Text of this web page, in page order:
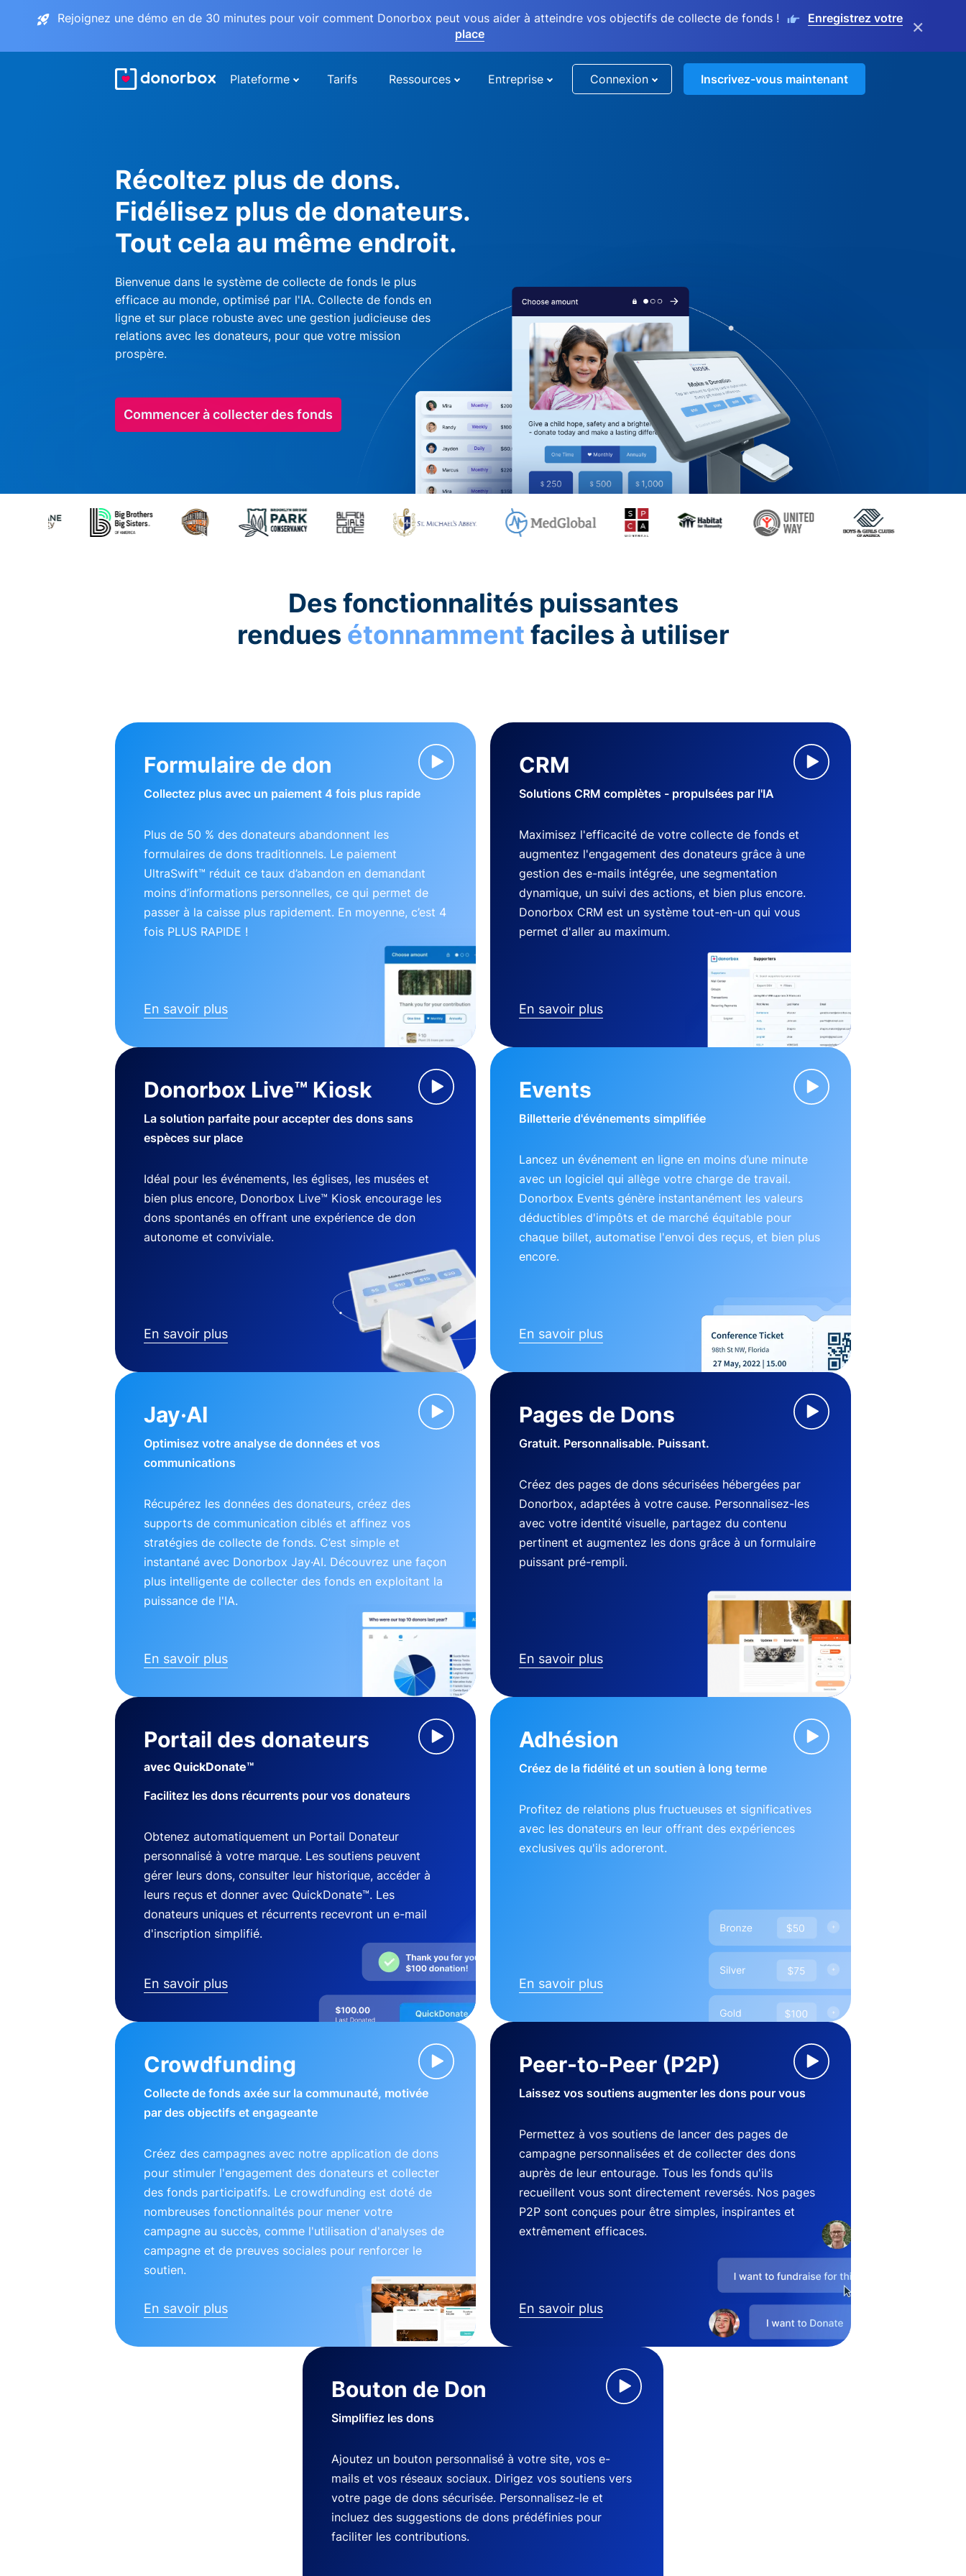
Rejoignez une démo en de 30 minutes pour voir comment Donorbox peut vous aider à atteindre vos objectifs de collecte de fonds !
Enregistrez votre
place
×
Plateforme Tarifs Ressources Entreprise Connexion Inscrivez-vous maintenant
Récoltez plus de dons.
Fidélisez plus de donateurs.
Tout cela au même endroit.
Bienvenue dans le système de collecte de fonds le plus
efficace au monde, optimisé par l'IA. Collecte de fonds en
ligne et sur place robuste avec une gestion judicieuse des
relations avec les donateurs, pour que votre mission
prospère.
Commencer à collecter des fonds
Des fonctionnalités puissantes
rendues étonnamment faciles à utiliser
Formulaire de don
Collectez plus avec un paiement 4 fois plus rapide
Plus de 50 % des donateurs abandonnent les
formulaires de dons traditionnels. Le paiement
UltraSwift™ réduit ce taux d’abandon en demandant
moins d’informations personnelles, ce qui permet de
passer à la caisse plus rapidement. En moyenne, c’est 4
fois PLUS RAPIDE !
En savoir plus
CRM
Solutions CRM complètes - propulsées par l'IA
Maximisez l'efficacité de votre collecte de fonds et
augmentez l'engagement des donateurs grâce à une
gestion des e-mails intégrée, une segmentation
dynamique, un suivi des actions, et bien plus encore.
Donorbox CRM est un système tout-en-un qui vous
permet d'aller au maximum.
En savoir plus
Donorbox Live™ Kiosk
La solution parfaite pour accepter des dons sans
espèces sur place
Idéal pour les événements, les églises, les musées et
bien plus encore, Donorbox Live™ Kiosk encourage les
dons spontanés en offrant une expérience de don
autonome et conviviale.
En savoir plus
Events
Billetterie d'événements simplifiée
Lancez un événement en ligne en moins d’une minute
avec un logiciel qui allège votre charge de travail.
Donorbox Events génère instantanément les valeurs
déductibles d'impôts et de marché équitable pour
chaque billet, automatise l'envoi des reçus, et bien plus
encore.
En savoir plus
Jay·AI
Optimisez votre analyse de données et vos
communications
Récupérez les données des donateurs, créez des
supports de communication ciblés et affinez vos
stratégies de collecte de fonds. C’est simple et
instantané avec Donorbox Jay·AI. Découvrez une façon
plus intelligente de collecter des fonds en exploitant la
puissance de l'IA.
En savoir plus
Pages de Dons
Gratuit. Personnalisable. Puissant.
Créez des pages de dons sécurisées hébergées par
Donorbox, adaptées à votre cause. Personnalisez-les
avec votre identité visuelle, partagez du contenu
pertinent et augmentez les dons grâce à un formulaire
puissant pré-rempli.
En savoir plus
Portail des donateurs
avec QuickDonate™
Facilitez les dons récurrents pour vos donateurs
Obtenez automatiquement un Portail Donateur
personnalisé à votre marque. Les soutiens peuvent
gérer leurs dons, consulter leur historique, accéder à
leurs reçus et donner avec QuickDonate™. Les
donateurs uniques et récurrents recevront un e-mail
d'inscription simplifié.
En savoir plus
Adhésion
Créez de la fidélité et un soutien à long terme
Profitez de relations plus fructueuses et significatives
avec les donateurs en leur offrant des expériences
exclusives qu'ils adoreront.
En savoir plus
Crowdfunding
Collecte de fonds axée sur la communauté, motivée
par des objectifs et engageante
Créez des campagnes avec notre application de dons
pour stimuler l'engagement des donateurs et collecter
des fonds participatifs. Le crowdfunding est doté de
nombreuses fonctionnalités pour mener votre
campagne au succès, comme l'utilisation d'analyses de
campagne et de preuves sociales pour renforcer le
soutien.
En savoir plus
Peer-to-Peer (P2P)
Laissez vos soutiens augmenter les dons pour vous
Permettez à vos soutiens de lancer des pages de
campagne personnalisées et de collecter des dons
auprès de leur entourage. Tous les fonds qu'ils
recueillent vous sont directement reversés. Nos pages
P2P sont conçues pour être simples, inspirantes et
extrêmement efficaces.
En savoir plus
Bouton de Don
Simplifiez les dons
Ajoutez un bouton personnalisé à votre site, vos e-
mails et vos réseaux sociaux. Dirigez vos soutiens vers
votre page de dons sécurisée. Personnalisez-le et
incluez des suggestions de dons prédéfinies pour
faciliter les contributions.